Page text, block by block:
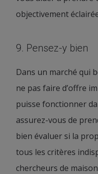
objectivement
9. Pensez-y bien
Dans un marché qui
ne pas faire d’offre
puisse fonctionner
assurez-vous de
bien évaluer si la
tous les critères
chercheurs de